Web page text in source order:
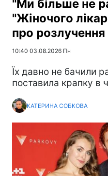
"Ми більше не
"Жіночого
про розлучення
10:40 03.08.2026 Пн
Їх давно не бачили
поставила крапку в
КАТЕРИНА СОБКОВА